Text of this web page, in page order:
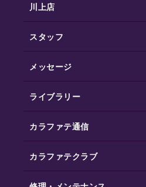
川上店
スタッフ
メッセージ
ライブラリー
カラファテ通信
カラファテクラブ